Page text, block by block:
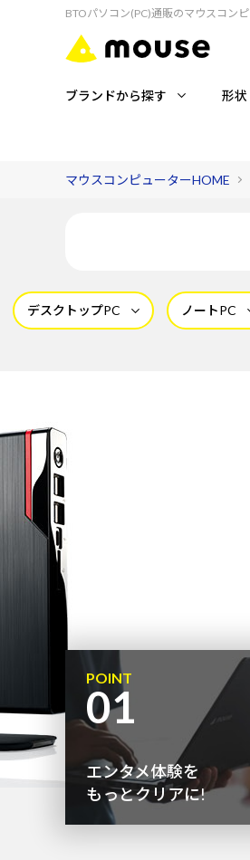
BTOパソコン(PC)通販のマウスコンピ
ブランドから探す 形状
マウスコンピューターHOME
デスクトップPC ノートPC
POINT
01
エンタメ体験を
もっとクリアに!